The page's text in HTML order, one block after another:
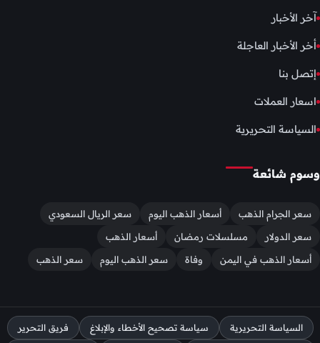
آخر الأخبار
أخر الأخبار العاجلة
إتصل بنا
اسعار العملات
السياسة التحريرية
وسوم شائعة
سعر الجرام الذهب أسعار الذهب اليوم
سعر الريال السعودي
سعر الدولار
مسلسلات رمضان
أسعار الذهب
أسعار الذهب في اليمن
وفاة سعر الذهب اليوم سعر الذهب
السياسة التحريرية سياسة تصحيح الأخطاء والإبلاغ فريق التحرير